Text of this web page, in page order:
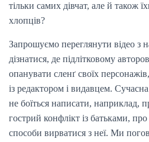
тільки самих дівчат, але й також
хлопців?
Запрошуємо переглянути відео з
дізнатися, де підлітковому
опанувати сленґ своїх
із редактором і видавцем.
не боїться написати, наприклад,
гострий конфлікт із батьками,
способи вирватися з неї. Ми